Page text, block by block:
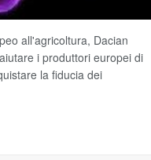
all'agricoltura, Dacian
i produttori europei di
la fiducia dei